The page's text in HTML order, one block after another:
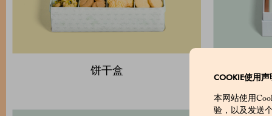
COOKIE使用声
本网站使用
验，以及发送
饼干盒